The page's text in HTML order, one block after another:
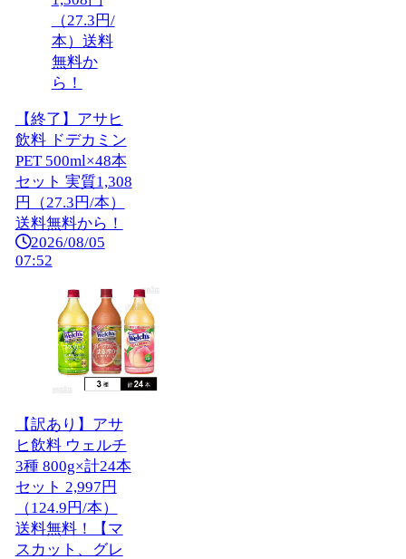
【終了】アサヒ
飲料 ドデカミン
PET 500ml×48本
セット 実質1,308
円（27.3円/本）
送料無料から！
2026/08/05
07:52
【訳あり】アサ
ヒ飲料 ウェルチ
3種 800g×計24本
セット 2,997円
（124.9円/本）
送料無料！【マ
スカット、グレ